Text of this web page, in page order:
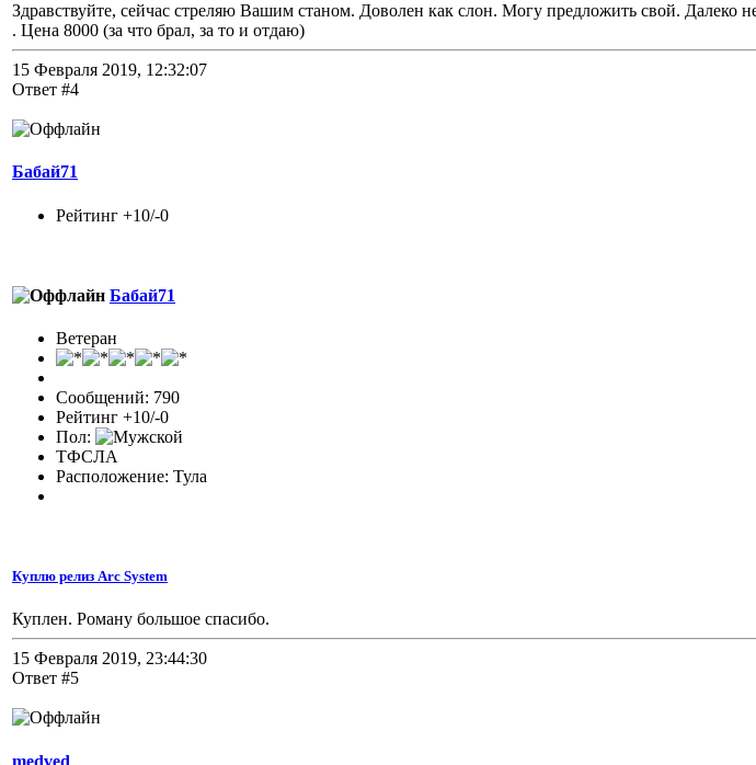
Здравствуйте, сейчас стреляю Вашим станом. Доволен как слон. Могу предложить свой.
. Цена 8000 (за что брал, за то и отдаю)
15 Февраля 2019, 12:32:07
Ответ #4
Бабай71
Рейтинг +10/-0
Бабай71
Ветеран
Сообщений: 790
Рейтинг +10/-0
Пол:
ТФСЛА
Расположение: Тула
Куплю релиз Arc System
Куплен. Роману большое спасибо.
15 Февраля 2019, 23:44:30
Ответ #5
medved